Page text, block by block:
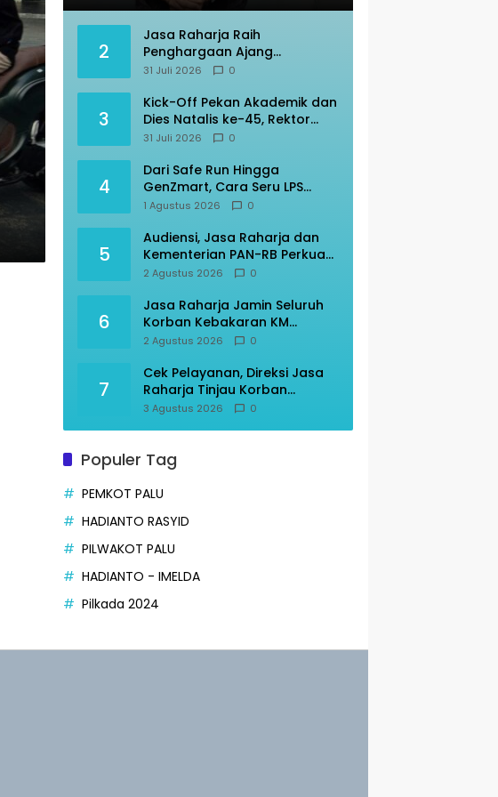
2
Jasa Raharja Raih
Penghargaan Ajang
Transportasi Indonesia
31 Juli 2026 0
3
Kick-Off Pekan Akademik dan
Dies Natalis ke-45, Rektor
Prof Amar: “KITA” Untad
31 Juli 2026 0
4
Dari Safe Run Hingga
GenZmart, Cara Seru LPS
Edukasi Warga Palu Cerdas
1 Agustus 2026 0
5
Audiensi, Jasa Raharja dan
Kementerian PAN-RB Perkuat
Koordinasi
2 Agustus 2026 0
6
Jasa Raharja Jamin Seluruh
Korban Kebakaran KM
Mutiara Sentosa II
2 Agustus 2026 0
7
Cek Pelayanan, Direksi Jasa
Raharja Tinjau Korban
Kebakaran KM Mutiara
3 Agustus 2026 0
Populer Tag
PEMKOT PALU
HADIANTO RASYID
PILWAKOT PALU
HADIANTO - IMELDA
Pilkada 2024